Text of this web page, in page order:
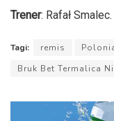
Trener: Rafał Smalec.
Tagi: remis
Bruk Bet Termalica